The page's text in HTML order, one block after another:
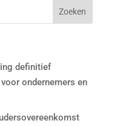
definitief
ondernemers en